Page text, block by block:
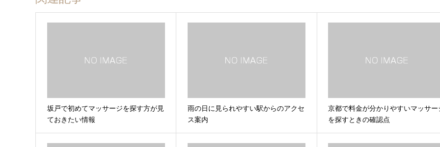
坂戸で初めてマッサージを探す方が見
ておきたい情報
雨の日に見られやすい駅からのアクセ
ス案内
京都で料金が分かりやすいマッサー
を探すときの確認点